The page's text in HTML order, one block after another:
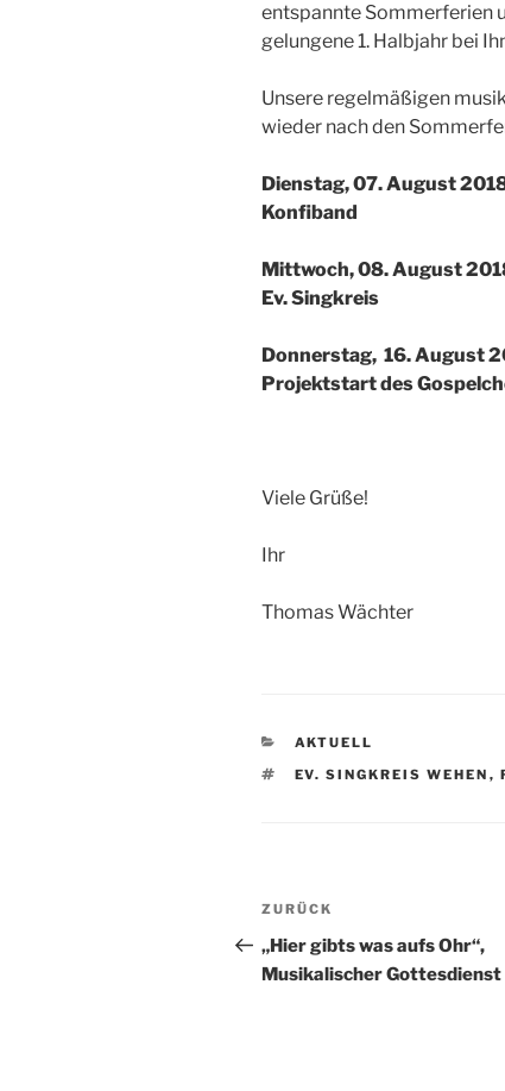
entspannte Sommerferien
gelungene 1. Halbjahr bei
Unsere regelmäßigen
wieder nach den
Dienstag, 07. August
Konfiband
Mittwoch, 08. August
Ev. Singkreis
Donnerstag, 16. August
Projektstart des
Viele Grüße!
Ihr
Thomas Wächter
KATEGORIEN
AKTUELL
SCHLAGWÖRTER
EV. SINGKREIS WEHEN ,
Vorheriger
Beitrag
ZURÜCK
„Hier gibts was aufs Ohr“,
Musikalischer Gottesdienst